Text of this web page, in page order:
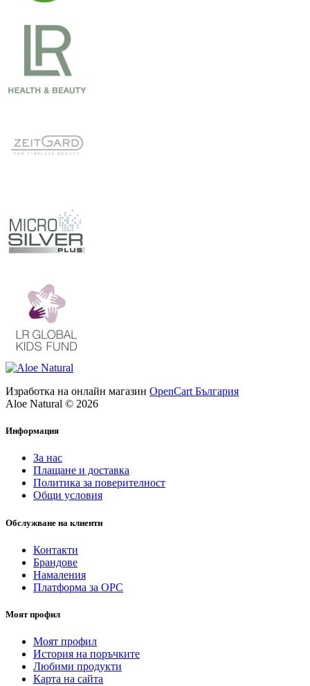
Изработка на онлайн магазин OpenCart България
Aloe Natural © 2026
Информация
За нас
Плащане и доставка
Политика за поверителност
Общи условия
Обслужване на клиенти
Контакти
Брандове
Намаления
Платформа за ОРС
Моят профил
Моят профил
История на поръчките
Любими продукти
Карта на сайта